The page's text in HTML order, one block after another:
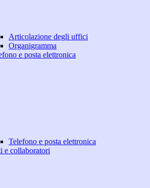
Articolazione degli uffici
Organigramma
e posta elettronica
Telefono e posta elettronica
e collaboratori